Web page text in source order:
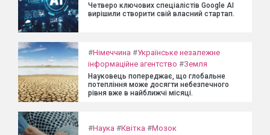
Четверо ключових спеціалістів Google AI
вирішили створити свій власний стартап.
#Німеччина #Українське незалежне
інформаційне агентство #Земля
Науковець попереджає, що глобальне
потепління може досягти небезпечного
рівня вже в найближчі місяці.
#Наука #Квітка #Мозок